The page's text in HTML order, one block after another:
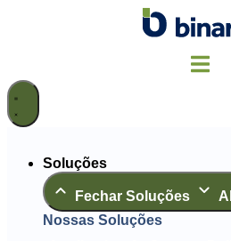
Soluções
Fechar Soluções
Nossas Soluções